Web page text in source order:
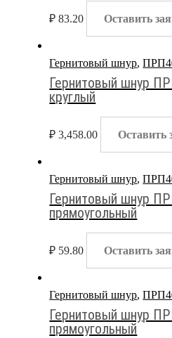
₽ 83.20 Оставить
Гернитовый шнур,
Гернитовый шнур
круглый
₽ 3,458.00 Оставить
Гернитовый шнур,
Гернитовый шнур
прямоугольный
₽ 59.80 Оставить
Гернитовый шнур,
Гернитовый шнур
прямоугольный